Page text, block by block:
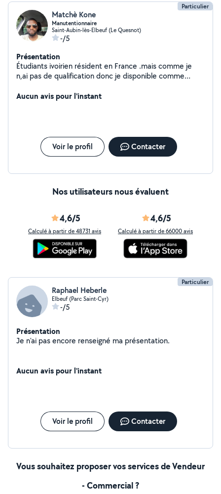
Particulier
Matchè Kone
Manutentionnaire
Saint-Aubin-lès-Elbeuf (Le Quesnot)
-/5
Présentation
Étudiants ivoirien résident en France .mais comme je
n,ai pas de qualification donc je disponible comme
automobile ,peinture .
Aucun avis pour l'instant
Voir le profil Contacter
Nos utilisateurs nous évaluent
4,6/5
Calculé à partir de 48731 avis
4,6/5
Calculé à partir de 66000 avis
Particulier
Raphael Heberle
Elbeuf (Parc Saint-Cyr)
-/5
Présentation
Je n'ai pas encore renseigné ma présentation.
Aucun avis pour l'instant
Voir le profil Contacter
Vous souhaitez proposer vos services de Vendeur
- Commercial ?